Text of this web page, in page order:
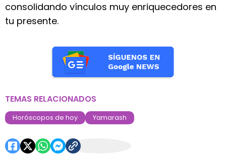
consolidando vínculos muy enriquecedores en
tu presente.
TEMAS RELACIONADOS
Horóscopos de hoy Yamarash